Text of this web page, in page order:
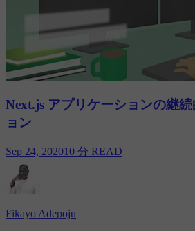
Next.js アプリケーションの継
ョン
Sep 24, 202010 分 READ
Fikayo Adepoju